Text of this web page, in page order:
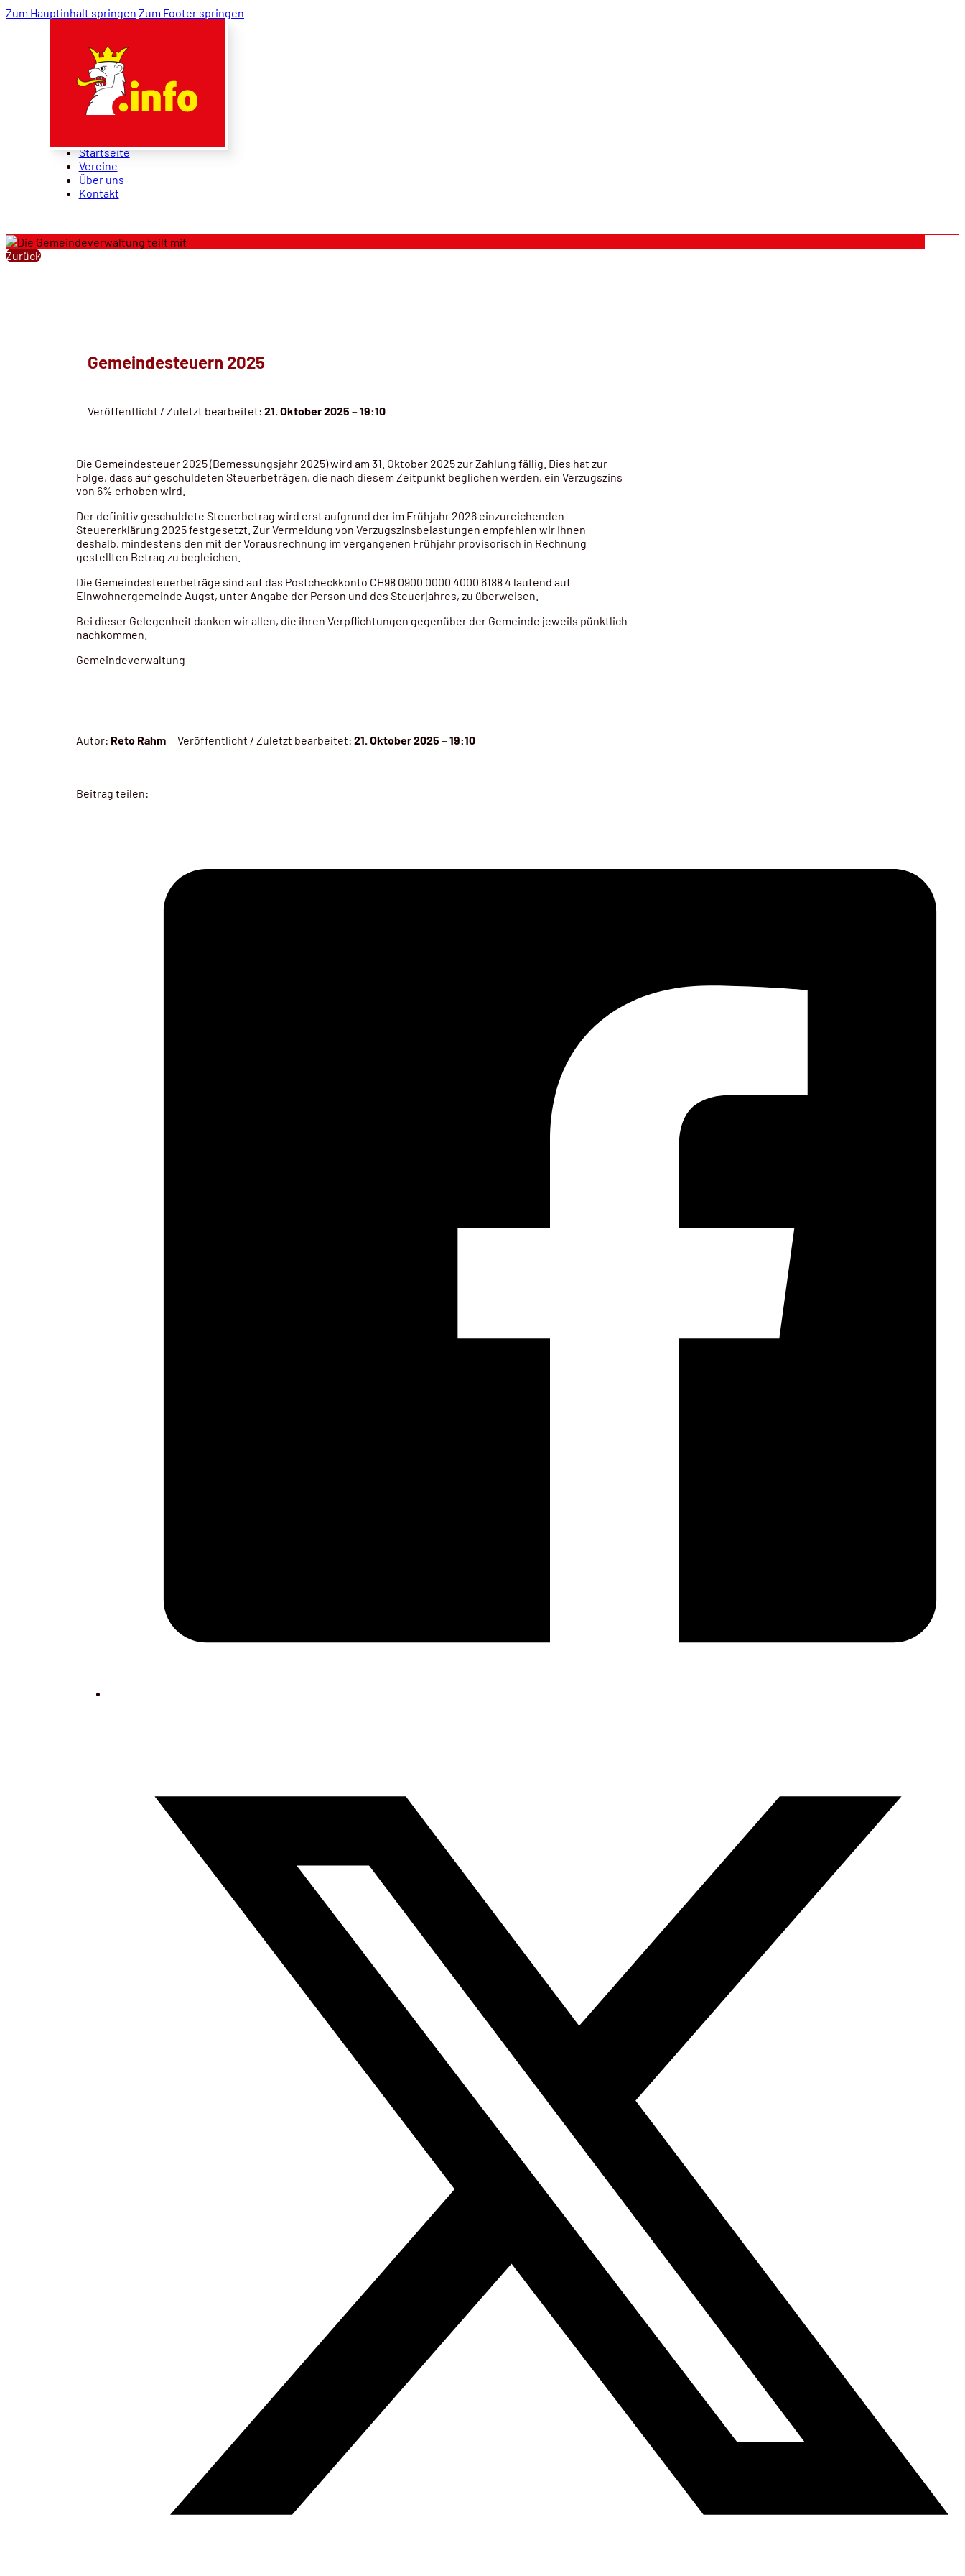
Zum Hauptinhalt springen Zum Footer springen
Startseite
Vereine
Über uns
Kontakt
Startseite
Vereine
Über uns
Kontakt
Zurück
Gemeindesteuern 2025
Veröffentlicht / Zuletzt bearbeitet:21. Oktober 2025 – 19:10
Die Gemeindesteuer 2025 (Bemessungsjahr 2025) wird am 31. Oktober 2025 zur Zahlung fällig. Dies hat zur
Folge, dass auf geschuldeten Steuerbeträgen, die nach diesem Zeitpunkt beglichen werden, ein Verzugszins
von 6% erhoben wird.
Der definitiv geschuldete Steuerbetrag wird erst aufgrund der im Frühjahr 2026 einzureichenden
Steuererklärung 2025 festgesetzt. Zur Vermeidung von Verzugszinsbelastungen empfehlen wir Ihnen
deshalb, mindestens den mit der Vorausrechnung im vergangenen Frühjahr provisorisch in Rechnung
gestellten Betrag zu begleichen.
Die Gemeindesteuerbeträge sind auf das Postcheckkonto CH98 0900 0000 4000 6188 4 lautend auf
Einwohnergemeinde Augst, unter Angabe der Person und des Steuerjahres, zu überweisen.
Bei dieser Gelegenheit danken wir allen, die ihren Verpflichtungen gegenüber der Gemeinde jeweils pünktlich
nachkommen.
Gemeindeverwaltung
Autor: Reto Rahm Veröffentlicht / Zuletzt bearbeitet:21. Oktober 2025 – 19:10
Beitrag teilen: